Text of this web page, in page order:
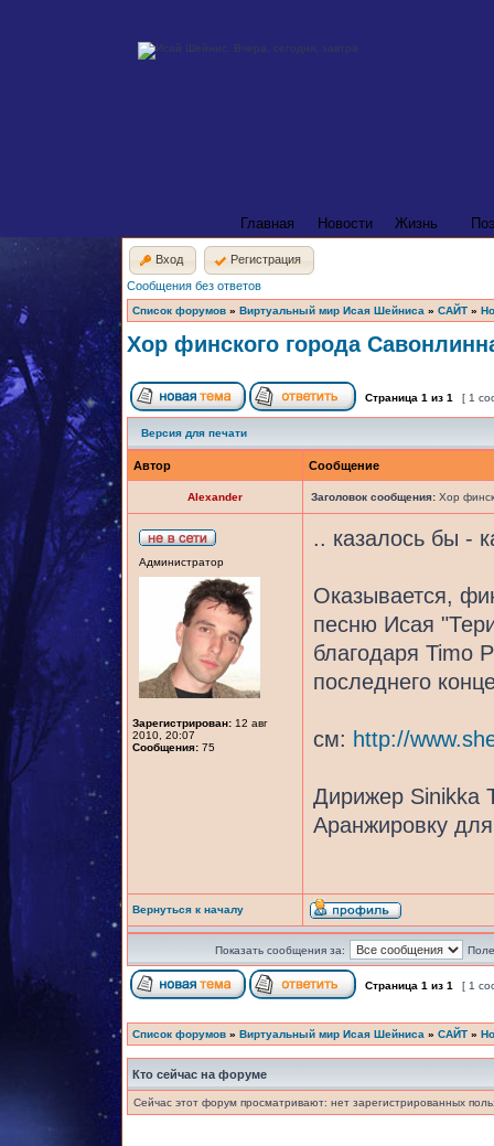
Главная Новости Жизнь
Вход
Регистрация
Сообщения без ответов
Список форумов » Виртуальный мир Исая Шейниса » САЙТ »
Хор финского города
Страница 1 из 1 [ 1
Версия для печати
Автор Сообщение
Alexander Заголовок сообщения: Хор
Администратор
Зарегистрирован: 12 авг
2010, 20:07
Сообщения: 75
.. казалось бы -
Оказывается,
песню Исая
благодаря Timo
последнего
см: http://
Дирижер Sinikka
Аранжировку
Вернуться к началу
Показать сообщения за:
Страница 1 из 1 [ 1
Список форумов » Виртуальный мир Исая Шейниса » САЙТ »
Кто сейчас на форуме
Сейчас этот форум просматривают: нет зарегистрированных